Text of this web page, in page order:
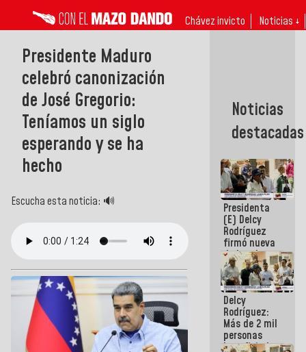
Chávez invicto Noticias ↓
Presidente Maduro
celebró canonización
de José Gregorio:
Teníamos un siglo
esperando y se ha
hecho
Escucha esta noticia: 🔊
Noticias
destacadas
Presidenta
(E) Delcy
Rodríguez
firmó nueva
de Ley de
Arrendamiento
aprobada
por la AN
Delcy
Rodríguez:
Más de 2 mil
personas
beneficiadas